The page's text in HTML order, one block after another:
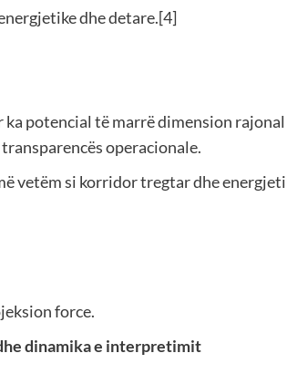
dhe detare.[4]
potencial të marrë dimension
operacionale.
vetëm si korridor tregtar dhe
force.
dinamika e interpretimit